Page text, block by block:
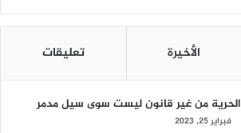
الأخيرة تعليقات
الحرية من غير قانون ليست سوى سيل مدمر
فبراير 25, 2023